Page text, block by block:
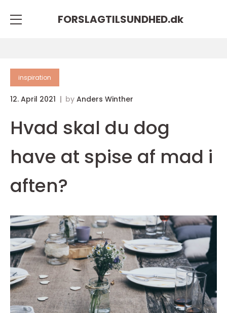
FORSLAGTILSUNDHED.dk
inspiration
12. April 2021 by Anders Winther
Hvad skal du dog
have at spise af mad i
aften?